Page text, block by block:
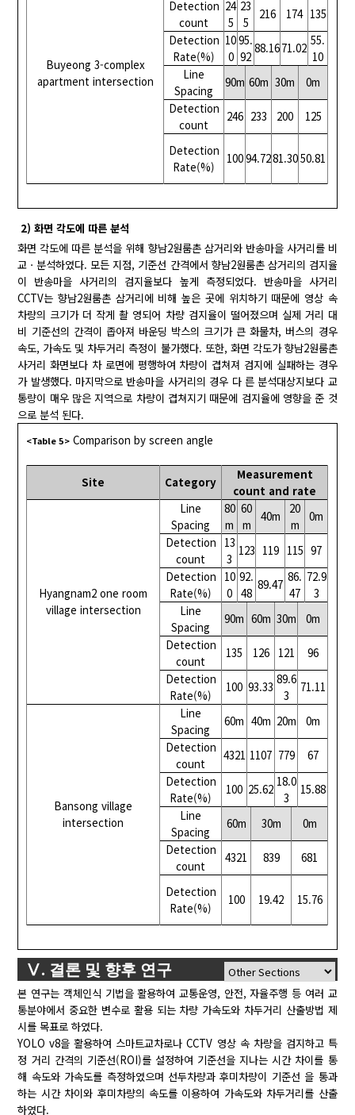
Buyeong 3-complex
apartment intersection
Detection
count
24
5
23
5
216 174 135
Detection
Rate(%)
10
0
95.
92
88.1671.02
55.
10
Line
Spacing
90m 60m 30m
0m
Detection
count
246 233 200 125
Detection
Rate(%)
10094.7281.3050.81
2) 화면 각도에 따른 분석
화면 각도에 따른 분석을 위해 향남2원룸촌 삼거리와 반송마을 사거리를 비
교ㆍ분석하였다. 모든 지점, 기준선 간격에서 향남2원룸촌 삼거리의 검지율
이 반송마을 사거리의 검지율보다 높게 측정되었다. 반송마을 사거리
CCTV는 향남2원룸촌 삼거리에 비해 높은 곳에 위치하기 때문에 영상 속
차량의 크기가 더 작게 촬 영되어 차량 검지율이 떨어졌으며 실제 거리 대
비 기준선의 간격이 좁아져 바운딩 박스의 크기가 큰 화물차, 버스의 경우
속도, 가속도 및 차두거리 측정이 불가했다. 또한, 화면 각도가 향남2원룸촌
사거리 화면보다 차 로면에 평행하여 차량이 겹쳐져 검지에 실패하는 경우
가 발생했다. 마지막으로 반송마을 사거리의 경우 다 른 분석대상지보다 교
통량이 매우 많은 지역으로 차량이 겹쳐지기 때문에 검지율에 영향을 준 것
으로 분석 된다.
<Table 5> Comparison by screen angle
Site Category
Measurement
count and rate
Hyangnam2 one room
village intersection
Line
Spacing
80
m
60
m
40m
20
m
0m
Detection
count
13
3
123 119 115 97
Detection
Rate(%)
10
0
92.
48
89.47
86.
47
72.9
3
Line
Spacing
90m 60m 30m
0m
Detection
count
135 126 121
96
Detection
Rate(%)
100 93.33
89.6
3
71.11
Bansong village
intersection
Line
Spacing
60m 40m 20m
0m
Detection
count
4321 1107 779
67
Detection
Rate(%)
100 25.62
18.0
3
15.88
Line
Spacing
60m 30m
0m
Detection
count
4321 839 681
Detection
Rate(%)
100 19.42 15.76
Ⅴ. 결론 및 향후 연구
본 연구는 객체인식 기법을 활용하여 교통운영, 안전, 자율주행 등 여러 교
통분야에서 중요한 변수로 활용 되는 차량 가속도와 차두거리 산출방법 제
시를 목표로 하였다.
YOLO v8을 활용하여 스마트교차로나 CCTV 영상 속 차량을 검지하고 특
정 거리 간격의 기준선(ROI)를 설정하여 기준선을 지나는 시간 차이를 통
해 속도와 가속도를 측정하였으며 선두차량과 후미차량이 기준선 을 통과
하는 시간 차이와 후미차량의 속도를 이용하여 가속도와 차두거리를 산출
하였다.